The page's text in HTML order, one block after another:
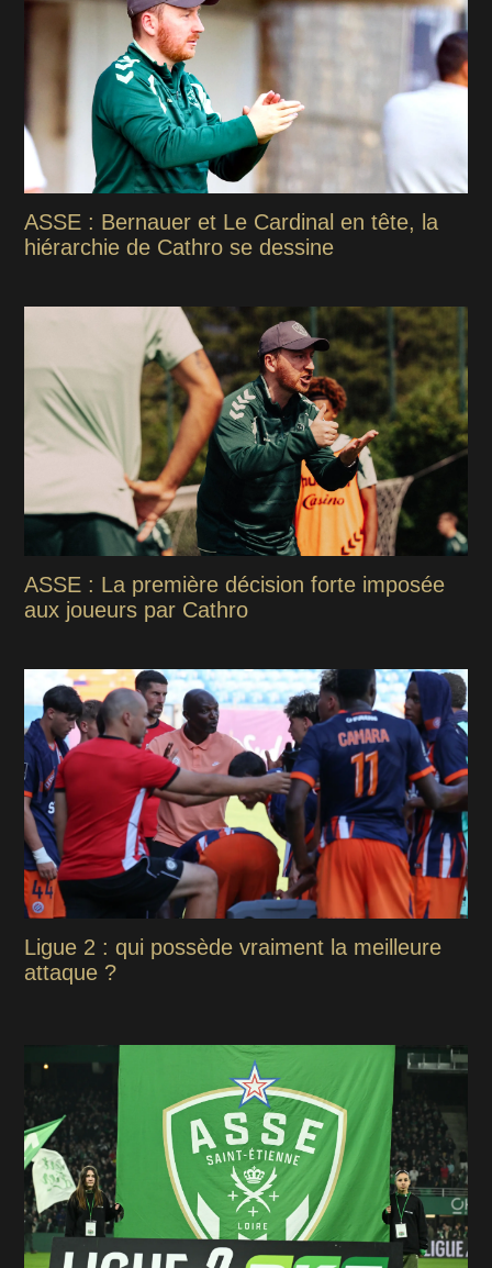
ASSE : Bernauer et Le Cardinal en tête, la
hiérarchie de Cathro se dessine
ASSE : La première décision forte imposée
aux joueurs par Cathro
Ligue 2 : qui possède vraiment la meilleure
attaque ?